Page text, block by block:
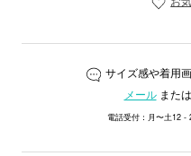
サイズ感や着用
メールまたは
電話受付：月〜土12